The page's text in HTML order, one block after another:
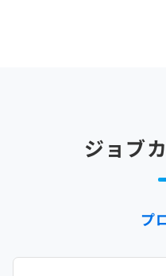
ジョブ
プ